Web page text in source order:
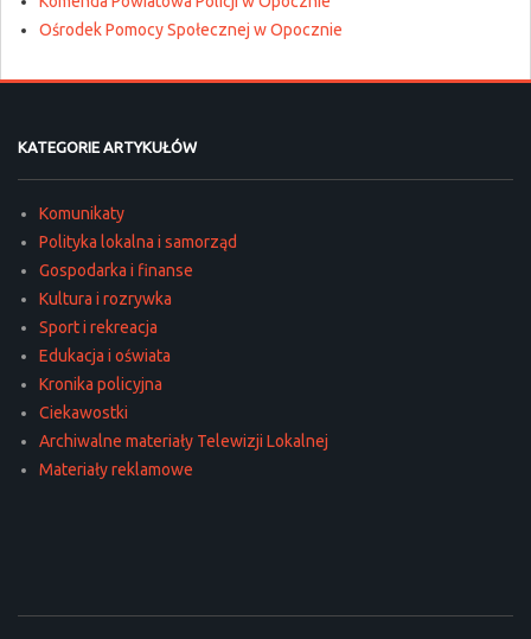
Ośrodek Pomocy Społecznej w Opocznie
KATEGORIE ARTYKUŁÓW
Komunikaty
Polityka lokalna i samorząd
Gospodarka i finanse
Kultura i rozrywka
Sport i rekreacja
Edukacja i oświata
Kronika policyjna
Ciekawostki
Archiwalne materiały Telewizji Lokalnej
Materiały reklamowe